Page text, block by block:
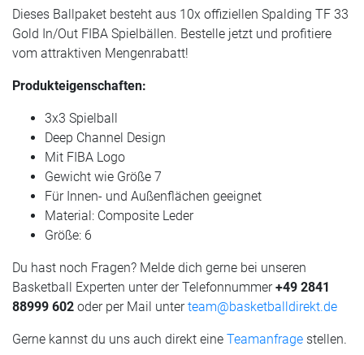
Dieses Ballpaket besteht aus 10x offiziellen Spalding TF 33
Gold In/Out FIBA Spielbällen. Bestelle jetzt und profitiere
vom attraktiven Mengenrabatt!
Produkteigenschaften:
3x3 Spielball
Deep Channel Design
Mit FIBA Logo
Gewicht wie Größe 7
Für Innen- und Außenflächen geeignet
Material: Composite Leder
Größe: 6
Du hast noch Fragen? Melde dich gerne bei unseren
Basketball Experten unter der Telefonnummer+49 2841
88999 602 oder per Mail unterteam@basketballdirekt.de
Gerne kannst du uns auch direkt eine Teamanfrage stellen.